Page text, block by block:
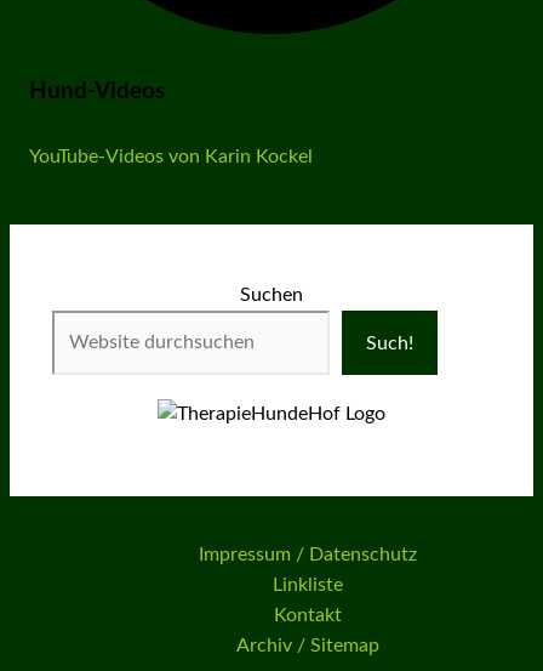
Hund-Videos
YouTube-Videos von Karin Kockel
Suchen
Such!
Impressum / Datenschutz
Linkliste
Kontakt
Archiv / Sitemap